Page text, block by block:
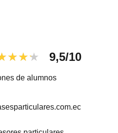
9,5/10
de alumnos